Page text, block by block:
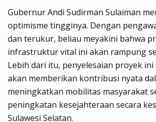
Gubernur Andi Sudirman Sulaiman
optimisme tingginya. Dengan
dan terukur, beliau meyakini bahwa
infrastruktur vital ini akan rampung
Lebih dari itu, penyelesaian proyek
akan memberikan kontribusi nyata
meningkatkan mobilitas masyarakat
peningkatan kesejahteraan secara
Sulawesi Selatan.